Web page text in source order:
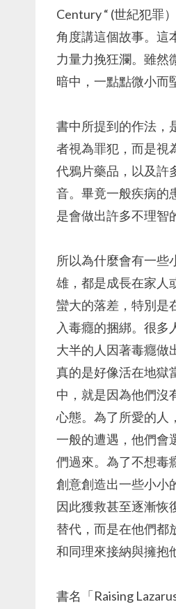
Century “ (世紀犯罪
角度講這個故事。這
力量力挽狂瀾。雖然
暗中，一點點微小而
書中所提到的作法，
者視為罪犯，而是視
代鴉片藥品，以及許
音。畢竟一般疾病的
是會做出許多不理智
所以為什麼會有一些
雄，都是成長在家人
蠻大的落差，特別是
入毒癮的捆綁。很
大半的人因著毒癮做
真的是好像活在地獄
中，就是因為他們沒
心態。為了所愛的人
一般的遭遇，他們會
們過來。為了不想毒
創意創造出一些小小
因此獲救甚至逐漸恢
替代，而是在他們都
和同理來接納與擁抱
書名「Raising